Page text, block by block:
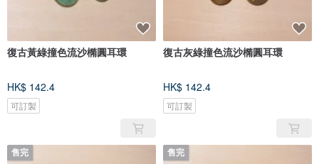
復古黃綠撞色流沙橢圓耳環
HK$ 142.4
可訂製
復古灰綠撞色流沙橢圓耳環
HK$ 142.4
可訂製
售完 售完